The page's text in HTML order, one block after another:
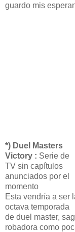
guardo mis
*) Duel Masters
Victory : Serie de
TV sin capítulos
anunciados por el
momento
Esta vendría a ser
octava temporada
de duel master,
robadora como